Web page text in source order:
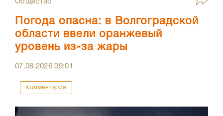
Погода опасна: в Волгоградской
области ввели оранжевый
уровень из-за жары
07.08.202609:01
Комментарии